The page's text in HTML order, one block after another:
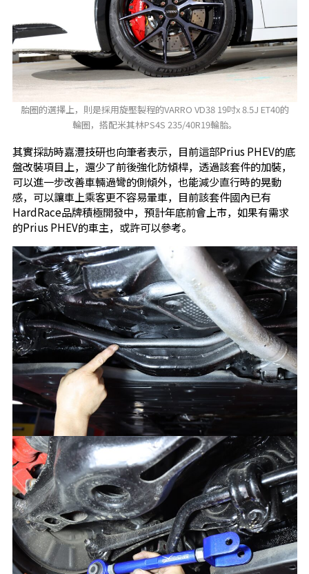
胎圈的選擇上，則是採用旋壓製程的VARRO VD38 19吋x 8.5J ET40的
輪圈，搭配米其林PS4S 235/40R19輪胎。
其實採訪時嘉灃技研也向筆者表示，目前這部Prius PHEV的底
盤改裝項目上，還少了前後強化防傾桿，透過該套件的加裝，
可以進一步改善車輛過彎的側傾外，也能減少直行時的晃動
感，可以讓車上乘客更不容易暈車，目前該套件國內已有
HardRace品牌積極開發中，預計年底前會上市，如果有需求
的Prius PHEV的車主，或許可以參考。